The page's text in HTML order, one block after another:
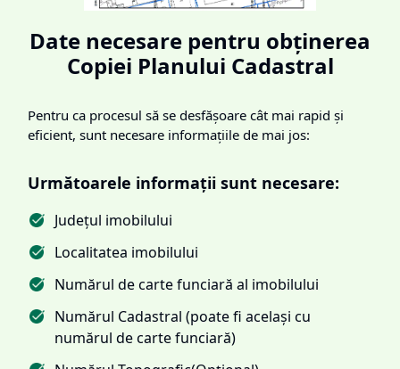
Date necesare pentru obținerea
Copiei Planului Cadastral
Pentru ca procesul să se desfășoare cât mai rapid și
eficient, sunt necesare informațiile de mai jos:
Următoarele informații sunt necesare:
Județul imobilului
Localitatea imobilului
Numărul de carte funciară al imobilului
Numărul Cadastral (poate fi același cu
numărul de carte funciară)